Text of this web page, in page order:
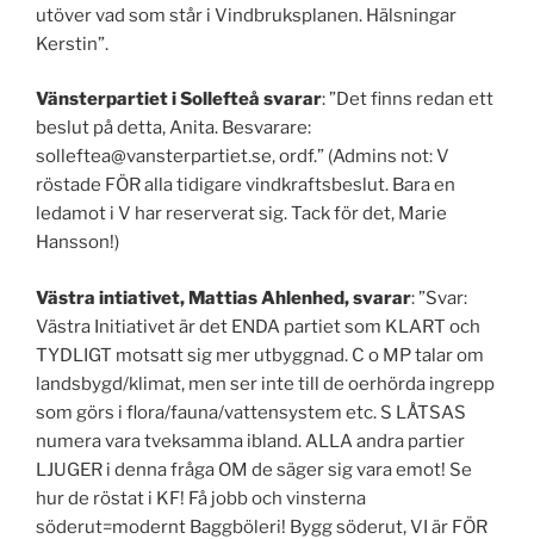
utöver vad som står i Vindbruksplanen. Hälsningar
Kerstin”.
Vänsterpartiet i Sollefteå svarar: ”Det finns redan ett
beslut på detta, Anita. Besvarare:
solleftea@vansterpartiet.se, ordf.” (Admins not: V
röstade FÖR alla tidigare vindkraftsbeslut. Bara en
ledamot i V har reserverat sig. Tack för det, Marie
Hansson!)
Västra intiativet, Mattias Ahlenhed, svarar: ”Svar:
Västra Initiativet är det ENDA partiet som KLART och
TYDLIGT motsatt sig mer utbyggnad. C o MP talar om
landsbygd/klimat, men ser inte till de oerhörda ingrepp
som görs i flora/fauna/vattensystem etc. S LÅTSAS
numera vara tveksamma ibland. ALLA andra partier
LJUGER i denna fråga OM de säger sig vara emot! Se
hur de röstat i KF! Få jobb och vinsterna
söderut=modernt Baggböleri! Bygg söderut, VI är FÖR